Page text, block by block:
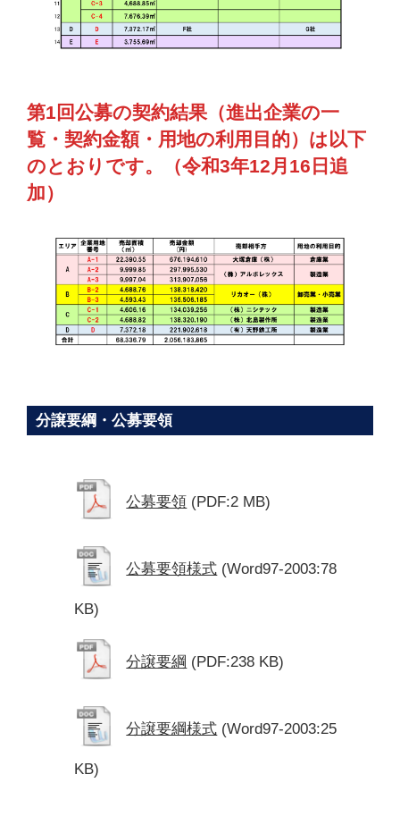
第1回公募の契約結果（進出企業の一
覧・契約金額・用地の利用目的）は以下
のとおりです。（令和3年12月16日追
加）
分譲要綱・公募要領
公募要領 (PDF:2 MB)
公募要領様式 (Word97-2003:78
KB)
分譲要綱 (PDF:238 KB)
分譲要綱様式 (Word97-2003:25
KB)